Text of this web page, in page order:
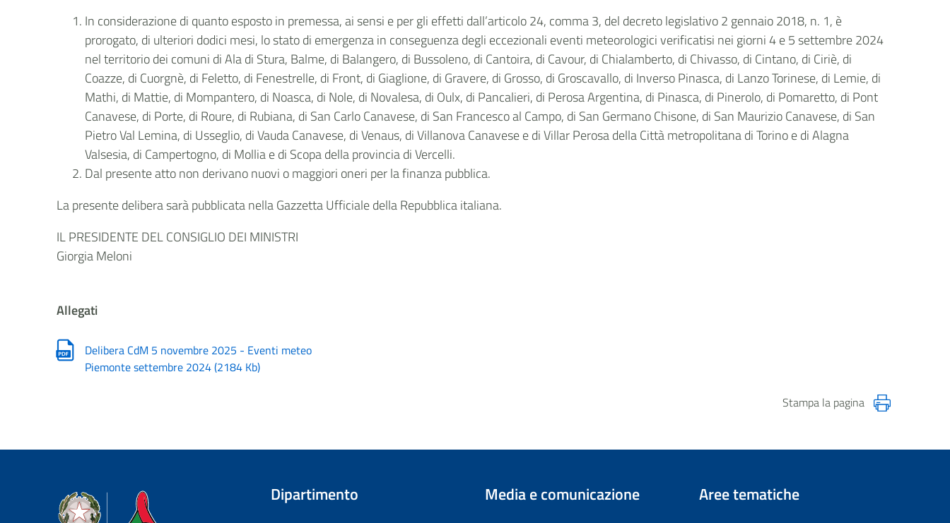
In considerazione di quanto esposto in premessa, ai sensi e per gli effetti dall’articolo 24, comma 3, del decreto legislativo 2 gennaio 2018, n. 1, è
prorogato, di ulteriori dodici mesi, lo stato di emergenza in conseguenza degli eccezionali eventi meteorologici verificatisi nei giorni 4 e 5 settembre 2024
nel territorio dei comuni di Ala di Stura, Balme, di Balangero, di Bussoleno, di Cantoira, di Cavour, di Chialamberto, di Chivasso, di Cintano, di Ciriè, di
Coazze, di Cuorgnè, di Feletto, di Fenestrelle, di Front, di Giaglione, di Gravere, di Grosso, di Groscavallo, di Inverso Pinasca, di Lanzo Torinese, di Lemie, di
Mathi, di Mattie, di Mompantero, di Noasca, di Nole, di Novalesa, di Oulx, di Pancalieri, di Perosa Argentina, di Pinasca, di Pinerolo, di Pomaretto, di Pont
Canavese, di Porte, di Roure, di Rubiana, di San Carlo Canavese, di San Francesco al Campo, di San Germano Chisone, di San Maurizio Canavese, di San
Pietro Val Lemina, di Usseglio, di Vauda Canavese, di Venaus, di Villanova Canavese e di Villar Perosa della Città metropolitana di Torino e di Alagna
Valsesia, di Campertogno, di Mollia e di Scopa della provincia di Vercelli.
Dal presente atto non derivano nuovi o maggiori oneri per la finanza pubblica.
La presente delibera sarà pubblicata nella Gazzetta Ufficiale della Repubblica italiana.
IL PRESIDENTE DEL CONSIGLIO DEI MINISTRI
Giorgia Meloni
Allegati
Delibera CdM 5 novembre 2025 - Eventi meteo
Piemonte settembre 2024(2184 Kb)
Stampa la pagina
Dipartimento della Protezione Civile
Dipartimento Media e comunicazione Aree tematiche